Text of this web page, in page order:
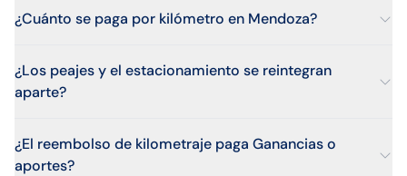
¿Cuánto se paga por kilómetro en Mendoza?
¿Los peajes y el estacionamiento se reintegran
aparte?
¿El reembolso de kilometraje paga Ganancias o
aportes?